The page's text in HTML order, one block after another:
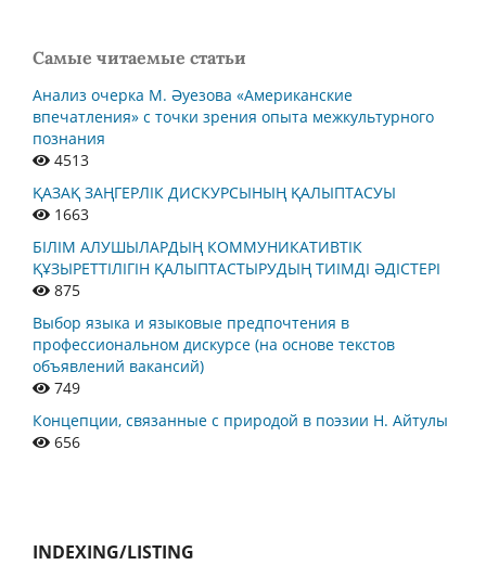
Самые читаемые статьи
Анализ очерка М. Әуезова «Американские
впечатления» с точки зрения опыта межкультурного
познания
4513
ҚАЗАҚ ЗАҢГЕРЛІК ДИСКУРСЫНЫҢ ҚАЛЫПТАСУЫ
1663
БІЛІМ АЛУШЫЛАРДЫҢ КОММУНИКАТИВТІК
ҚҰЗЫРЕТТІЛІГІН ҚАЛЫПТАСТЫРУДЫҢ ТИІМДІ ӘДІСТЕРІ
875
Выбор языка и языковые предпочтения в
профессиональном дискурсе (на основе текстов
объявлений вакансий)
749
Концепции, связанные с природой в поэзии Н. Айтулы
656
INDEXING/LISTING